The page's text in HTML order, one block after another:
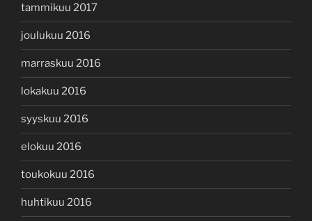
tammikuu 2017
joulukuu 2016
marraskuu 2016
lokakuu 2016
syyskuu 2016
elokuu 2016
toukokuu 2016
huhtikuu 2016